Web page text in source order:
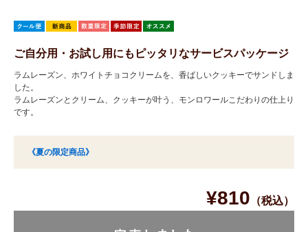
ご自分用・お試し用にもピッタリなサービスパッケージ
ラムレーズン、ホワイトチョコクリームを、香ばしいクッキーでサンドしま
した。
ラムレーズンとクリーム、クッキーが叶う、モンロワールこだわりの仕上り
です。
《夏の限定商品》
¥810 （税込）